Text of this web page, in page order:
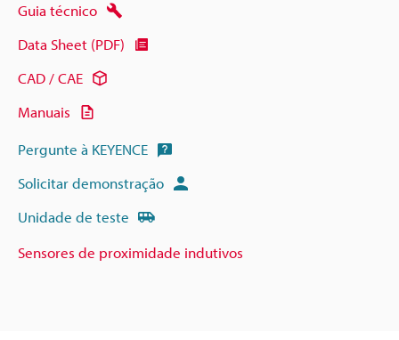
Guia técnico
Data Sheet (PDF)
CAD / CAE
Manuais
Pergunte à KEYENCE
Solicitar demonstração
Unidade de teste
Sensores de proximidade indutivos